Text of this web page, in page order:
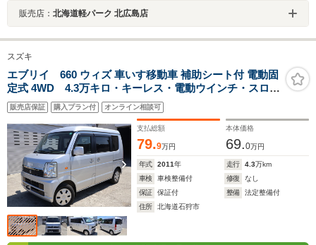
販売店： 北海道軽パーク 北広島店
スズキ
エブリイ 660 ウィズ 車いす移動車 補助シート付 電動固
定式 4WD 4.3万キロ・キーレス・電動ウインチ・スロー
パー・後部電動固定リアシート・リアヒーター
販売店保証 購入プラン付 オンライン相談可
支払総額
79.9万円
本体価格
69.0万円
年式 2011年 走行 4.3万km
車検
車検整備付 修復
なし
保証
保証付 整備
法定整備付
住所
北海道石狩市